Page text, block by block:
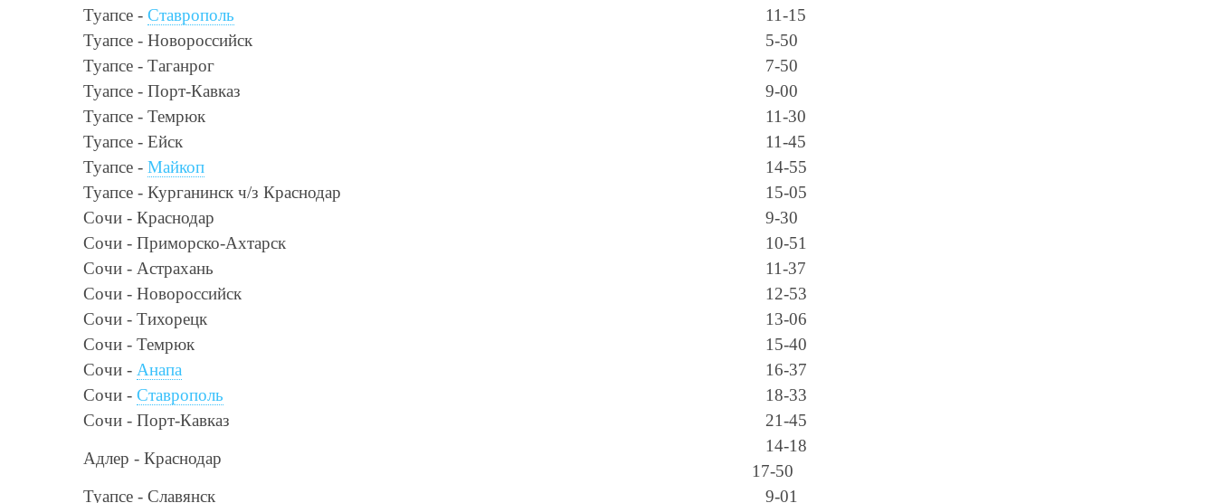
Туапсе - Ставрополь
11-15
Туапсе - Новороссийск
5-50
Туапсе - Таганрог
7-50
Туапсе - Порт-Кавказ
9-00
Туапсе - Темрюк
11-30
Туапсе - Ейск
11-45
Туапсе - Майкоп
14-55
Туапсе - Курганинск ч/з Краснодар
15-05
Сочи - Краснодар
9-30
Сочи - Приморско-Ахтарск
10-51
Сочи - Астрахань
11-37
Сочи - Новороссийск
12-53
Сочи - Тихорецк
13-06
Сочи - Темрюк
15-40
Сочи - Анапа
16-37
Сочи - Ставрополь
18-33
Сочи - Порт-Кавказ
21-45
Адлер - Краснодар
14-18
17-50
Туапсе - Славянск
9-01